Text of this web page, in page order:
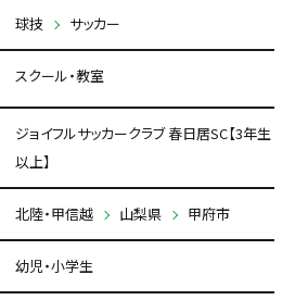
球技 サッカー
スクール・教室
ジョイフルサッカークラブ 春日居SC【3年生
以上】
北陸・甲信越 山梨県 甲府市
幼児・小学生